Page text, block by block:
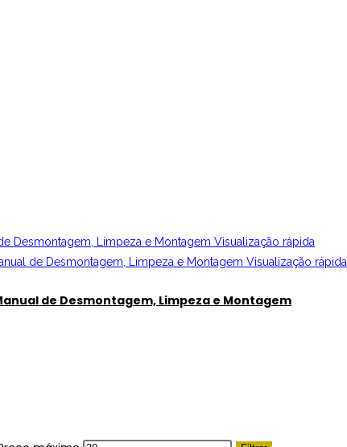
Visualização rápida
Visualização rápida
de Desmontagem, Limpeza e Montagem